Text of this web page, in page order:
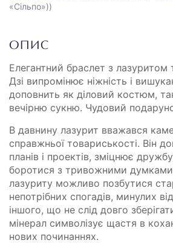
«Сільпо»))
ОПИС
Елегантний браслет з
Дзі випромінює ніжність і
доповнить як діловий костюм,
вечірню сукню. Чудовий
В давнину лазурит вважався
справжньої товариськості. Він
планів і проектів, зміцнює
боротися з тривожними
лазуриту можливо позбутися
непотрібних спогадів, минулих
іншого, що не слід довго
мінерал символізує щастя в
нових починаннях.